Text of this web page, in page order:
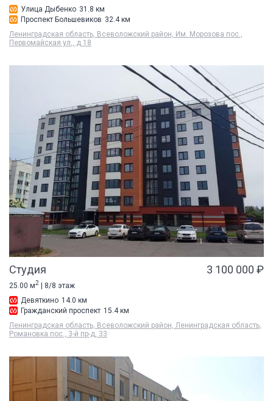
Улица Дыбенко 31.8 км
Проспект Большевиков 32.4 км
Ленинградская область, Всеволожский район, Им. Морозова пос.,
Первомайская ул., д 18
Студия 3 100 000 ₽
25.00 м2 | 8/8 этаж
Девяткино 14.0 км
Гражданский проспект 15.4 км
Ленинградская область, Всеволожский район, Ленинградская область,
Романовка пос., 3-й пр-д, 33